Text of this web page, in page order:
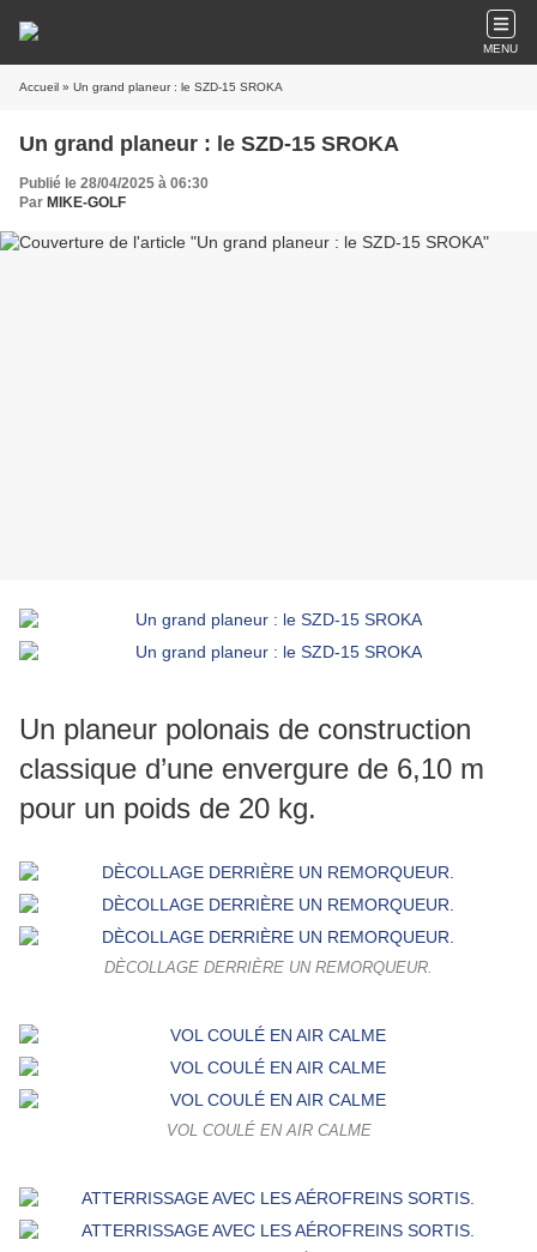
MENU
Accueil » Un grand planeur : le SZD-15 SROKA
Un grand planeur : le SZD-15 SROKA
Publié le 28/04/2025 à 06:30
Par MIKE-GOLF
Un planeur polonais de construction
classique d’une envergure de 6,10 m
pour un poids de 20 kg.
DÈCOLLAGE DERRIÈRE UN REMORQUEUR.
VOL COULÉ EN AIR CALME